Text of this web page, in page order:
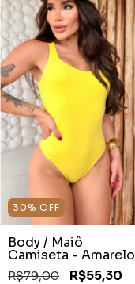
30% OFF
Body / Maiô
Camiseta - Amarelo
R$79,00 R$55,30